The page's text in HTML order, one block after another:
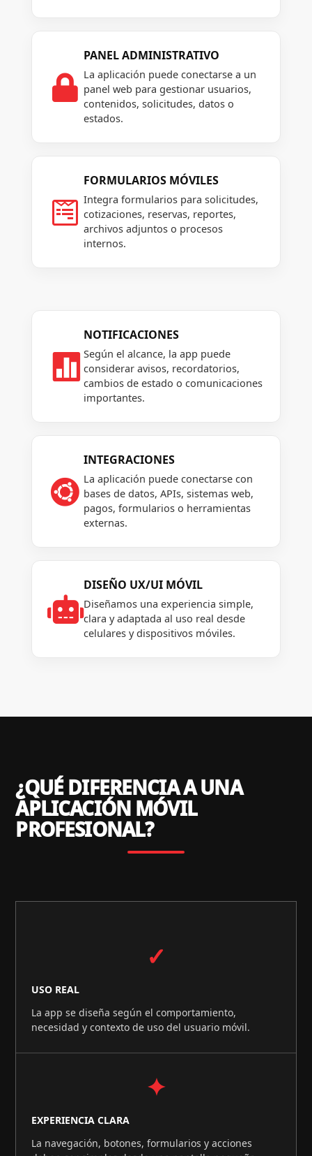

PANEL ADMINISTRATIVO
La aplicación puede conectarse a un
panel web para gestionar usuarios,
contenidos, solicitudes, datos o
estados.

FORMULARIOS MÓVILES
Integra formularios para solicitudes,
cotizaciones, reservas, reportes,
archivos adjuntos o procesos
internos.

NOTIFICACIONES
Según el alcance, la app puede
considerar avisos, recordatorios,
cambios de estado o comunicaciones
importantes.

INTEGRACIONES
La aplicación puede conectarse con
bases de datos, APIs, sistemas web,
pagos, formularios o herramientas
externas.

DISEÑO UX/UI MÓVIL
Diseñamos una experiencia simple,
clara y adaptada al uso real desde
celulares y dispositivos móviles.
¿QUÉ DIFERENCIA A UNA
APLICACIÓN MÓVIL
PROFESIONAL?
✓
USO REAL
La app se diseña según el comportamiento,
necesidad y contexto de uso del usuario móvil.
✦
EXPERIENCIA CLARA
La navegación, botones, formularios y acciones